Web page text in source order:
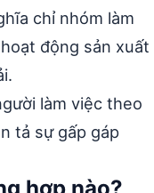
chỉ nhóm làm
động sản xuất
làm việc theo
tả sự gấp gáp